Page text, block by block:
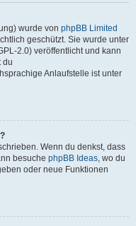
wurde von phpBB Limited
geschützt. Sie wurde unter
2.0) veröffentlicht und kann
du
Anlaufstelle ist unter
Wenn du denkst, dass
besuche phpBB Ideas, wo du
oder neue Funktionen